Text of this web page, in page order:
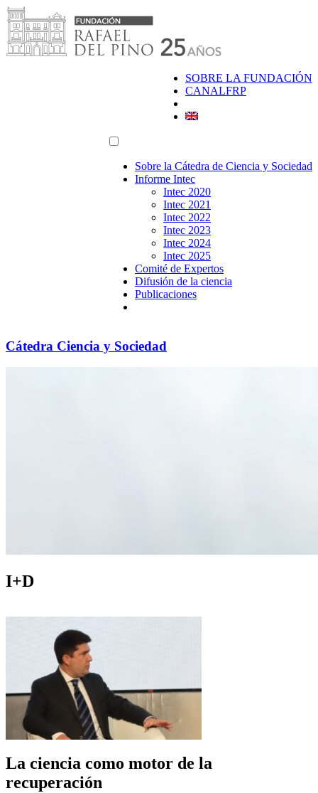
Saltar
al
contenido
SOBRE LA FUNDACIÓN
CANALFRP
Sobre la Cátedra de Ciencia y Sociedad
Informe Intec
Intec 2020
Intec 2021
Intec 2022
Intec 2023
Intec 2024
Intec 2025
Comité de Expertos
Difusión de la ciencia
Publicaciones
Cátedra Ciencia y Sociedad
I+D
La ciencia como motor de la
recuperación